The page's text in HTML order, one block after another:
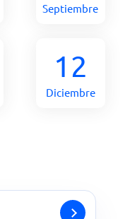
Septiembre
12
Diciembre